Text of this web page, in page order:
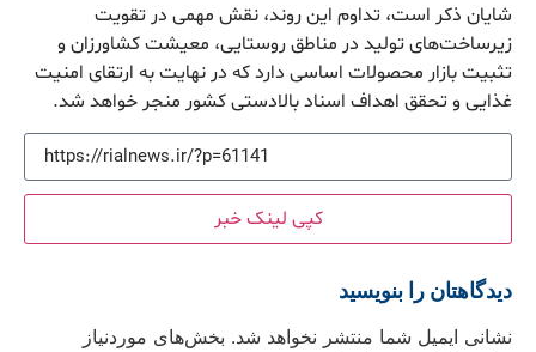
شایان ذکر است، تداوم این روند، نقش مهمی در تقویت
زیرساخت‌های تولید در مناطق روستایی، معیشت کشاورزان و
تثبیت بازار محصولات اساسی دارد که در نهایت به ارتقای امنیت
غذایی و تحقق اهداف اسناد بالادستی کشور منجر خواهد شد.
کپی لینک خبر
دیدگاهتان را بنویسید
نشانی ایمیل شما منتشر نخواهد شد. بخش‌های موردنیاز